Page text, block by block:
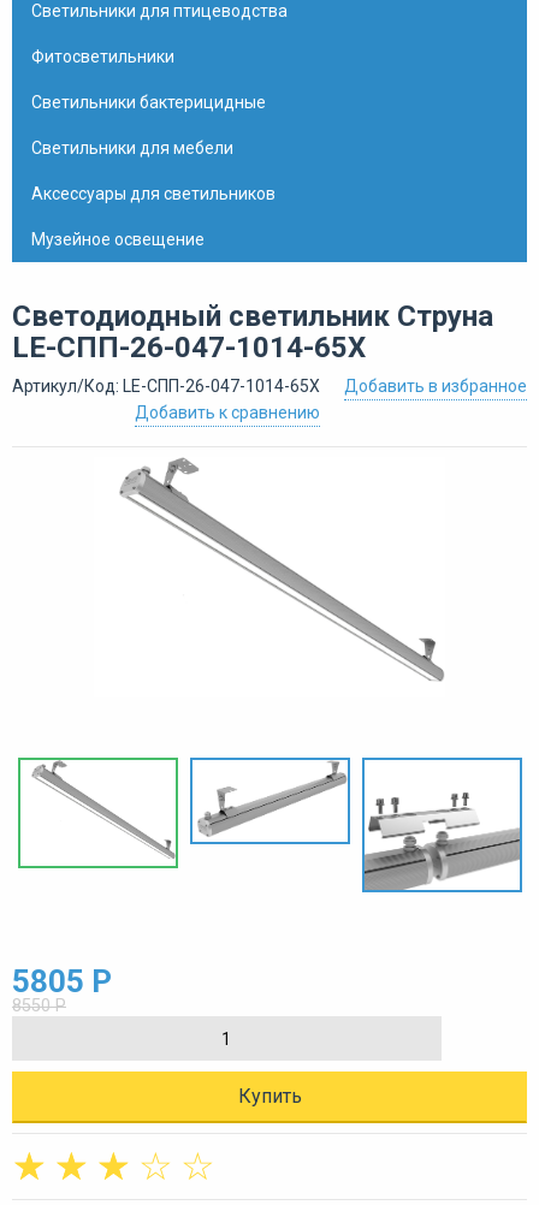
Светильники для птицеводства
Фитосветильники
Светильники бактерицидные
Светильники для мебели
Аксессуары для светильников
Музейное освещение
Светодиодный светильник Струна
LE-СПП-26-047-1014-65Х
Артикул/Код: LE-СПП-26-047-1014-65Х
Добавить в избранное
Добавить к сравнению
5805 Р
8550 Р
Купить
☆
☆
☆
☆
☆